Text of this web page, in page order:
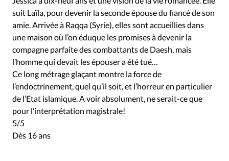
Se connecter
Édition: Internationale
Devise:CHF
RUBRIQUES
Tous les articles
Actualité chrétienne
Actualité internationale
Chronique
Culture
Dossier
Eglises Foi Génération réveil
Opinions
suit Laïla, pour devenir la seconde épouse du fiancé de son
amie. Arrivée à Raqqa (Syrie), elles sont accueillies dans
une maison où l’on éduque les promises à devenir la
compagne parfaite des combattants de Daesh, mais
l’homme qui devait les épouser a été tué…
Ce long métrage glaçant montre la force de
l’endoctrinement, quel qu’il soit, et l’horreur en particulier
de l’Etat islamique. A voir absolument, ne serait-ce que
pour l’interprétation magistrale!
5/5
Dès 16 ans